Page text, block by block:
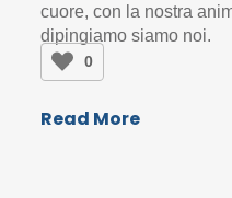
cuore, con la nostra
dipingiamo siamo noi.
0
Read More